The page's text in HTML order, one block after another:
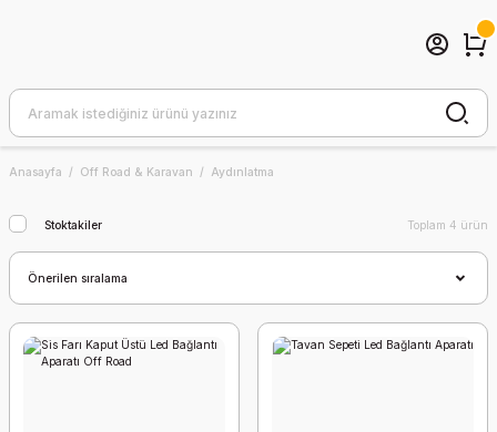
Anasayfa Off Road & Karavan Aydınlatma
Stoktakiler Toplam 4 ürün